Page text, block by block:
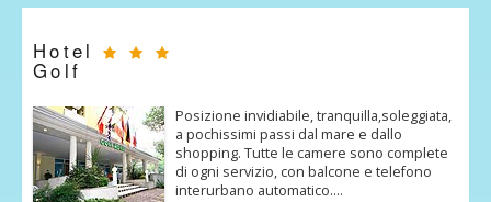
Hotel
Golf
Posizione invidiabile, tranquilla,soleggiata,
a pochissimi passi dal mare e dallo
shopping. Tutte le camere sono complete
di ogni servizio, con balcone e telefono
interurbano automatico.…